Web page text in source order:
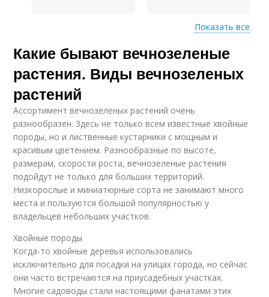
Растения для
озеленения
ландшафтном
Растения для
создания
Растения для сада
Вечнозеленые
кустарники
Растения для клумбы
Садовые растения
растения
Показать все
Какие бывают вечнозеленые
растения. Виды вечнозеленых
растений
Ассортимент вечнозеленых растений очень
разнообразен. Здесь не только всем известные хвойные
породы, но и лиственные кустарники с мощным и
красивым цветением. Разнообразные по высоте,
размерам, скорости роста, вечнозеленые растения
подойдут не только для больших территорий.
Низкорослые и миниатюрные сорта не занимают много
места и пользуются большой популярностью у
владельцев небольших участков.
Хвойные породы
Когда-то хвойные деревья использовались
исключительно для посадки на улицах города, но сейчас
они часто встречаются на приусадебных участках.
Многие садоводы стали настоящими фанатами этих